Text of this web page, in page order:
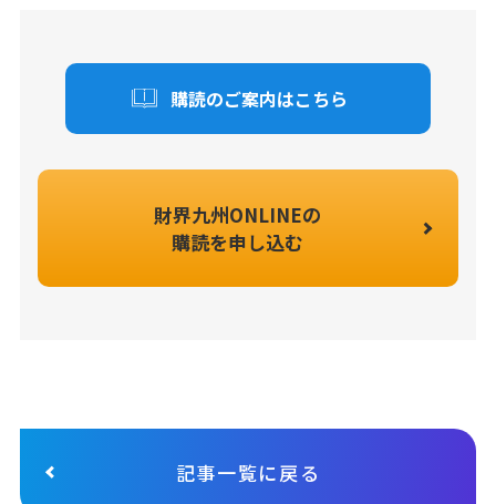
購読のご案内はこちら
財界九州ONLINEの
購読を申し込む
記事一覧に戻る